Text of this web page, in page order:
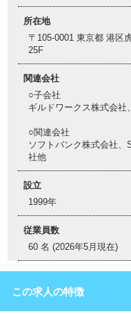
所在地
〒105-0001 東京都 港区
25F
関連会社
○子会社
ギルドワークス株式会社
○関連会社
ソフトバンク株式会社
社他
設立
1999年
従業員数
60 名 (2026年5月現在)
この求人の特徴